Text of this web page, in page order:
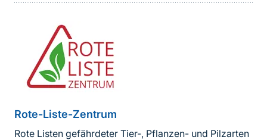
Rote-Liste-Zentrum
Rote Listen gefährdeter Tier-, Pflanzen- und Pilzarten